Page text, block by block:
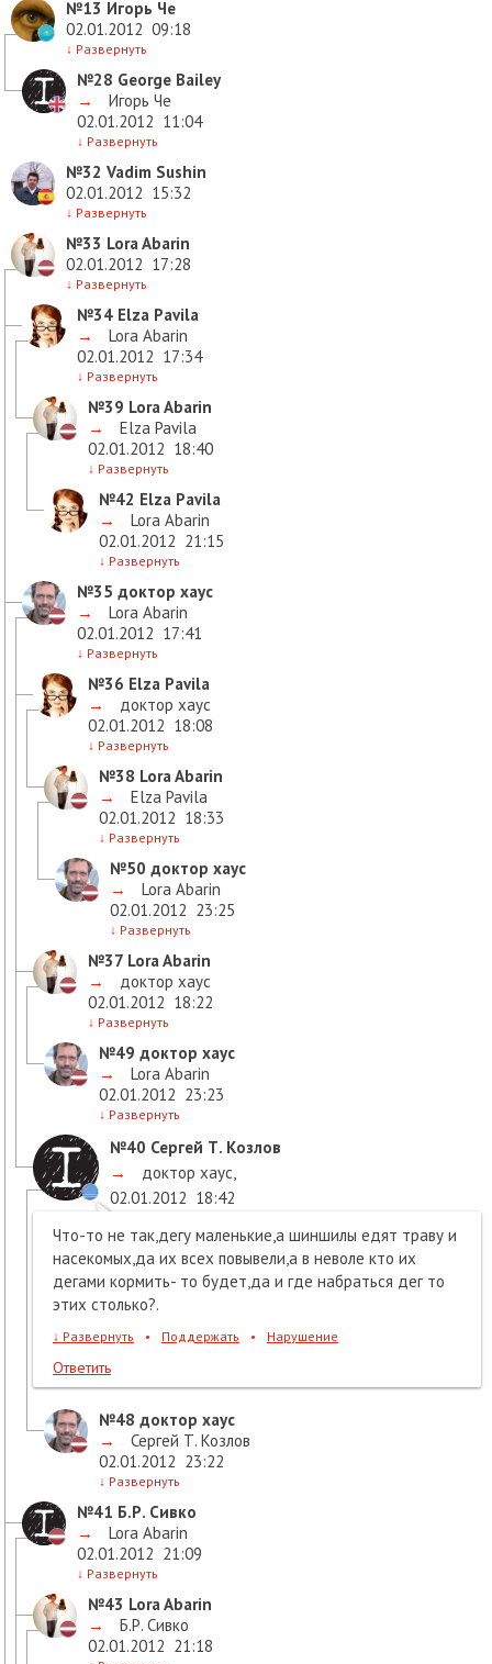
№13 Игорь Че
02.01.2012 09:18
↓ Развернуть
№28 George Bailey
→
Игорь Че
02.01.2012 11:04
↓ Развернуть
№32 Vadim Sushin
02.01.2012 15:32
↓ Развернуть
№33 Lora Abarin
02.01.2012 17:28
↓ Развернуть
№34 Elza Pavila
→
Lora Abarin
02.01.2012 17:34
↓ Развернуть
№39 Lora Abarin
→
Elza Pavila
02.01.2012 18:40
↓ Развернуть
№42 Elza Pavila
→
Lora Abarin
02.01.2012 21:15
↓ Развернуть
№35 доктор хаус
→
Lora Abarin
02.01.2012 17:41
↓ Развернуть
№36 Elza Pavila
→
доктор хаус
02.01.2012 18:08
↓ Развернуть
№38 Lora Abarin
→
Elza Pavila
02.01.2012 18:33
↓ Развернуть
№50 доктор хаус
→
Lora Abarin
02.01.2012 23:25
↓ Развернуть
№37 Lora Abarin
→
доктор хаус
02.01.2012 18:22
↓ Развернуть
№49 доктор хаус
→
Lora Abarin
02.01.2012 23:23
↓ Развернуть
№40 Сергей Т. Козлов
→
доктор хаус
02.01.2012 18:42
Что-то не так,дегу маленькие,а шиншилы едят траву и
насекомых,да их всех повывели,а в неволе кто их
дегами кормить- то будет,да и где набраться дег то
этих столько?.
↓ Развернуть • Поддержать • Нарушение
Ответить
№48 доктор хаус
→
Сергей Т. Козлов
02.01.2012 23:22
↓ Развернуть
№41 Б.Р. Сивко
→
Lora Abarin
02.01.2012 21:09
↓ Развернуть
№43 Lora Abarin
→
Б.Р. Сивко
02.01.2012 21:18